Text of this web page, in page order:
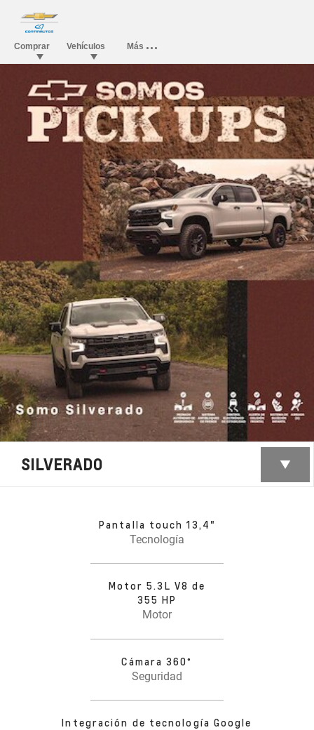
SILVERADO
Pantalla touch 13,4"
Tecnología
Motor 5.3L V8 de
355 HP
Motor
Cámara 360°
Seguridad
Integración de tecnología Google